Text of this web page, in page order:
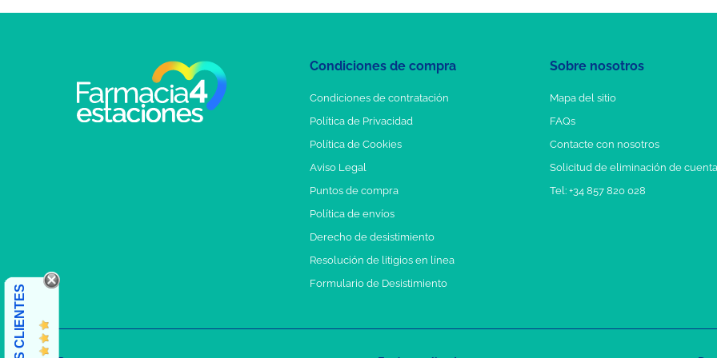
Condiciones de compra
Condiciones de contratación
Política de Privacidad
Política de Cookies
Aviso Legal
Puntos de compra
Política de envíos
Derecho de desistimiento
Resolución de litigios en línea
Formulario de Desistimiento
Sobre nosotros
Mapa del sitio
FAQs
Contacte con nosotros
Solicitud de eliminación de cuenta
Tel: +34 857 820 028